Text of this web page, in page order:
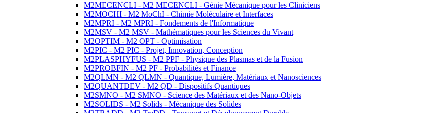
M2MECENCLI - M2 MECENCLI - Génie Mécanique pour les Cliniciens
M2MOCHI - M2 MoChI - Chimie Moléculaire et Interfaces
M2MPRI - M2 MPRI - Fondements de l'Informatique
M2MSV - M2 MSV - Mathématiques pour les Sciences du Vivant
M2OPTIM - M2 OPT - Optimisation
M2PIC - M2 PIC - Projet, Innovation, Conception
M2PLASPHYFUS - M2 PPF - Physique des Plasmas et de la Fusion
M2PROBFIN - M2 PF - Probabilités et Finance
M2QLMN - M2 QLMN - Quantique, Lumière, Matériaux et Nanosciences
M2QUANTDEV - M2 QD - Dispositifs Quantiques
M2SMNO - M2 SMNO - Science des Matériaux et des Nano-Objets
M2SOLIDS - M2 Solids - Mécanique des Solides